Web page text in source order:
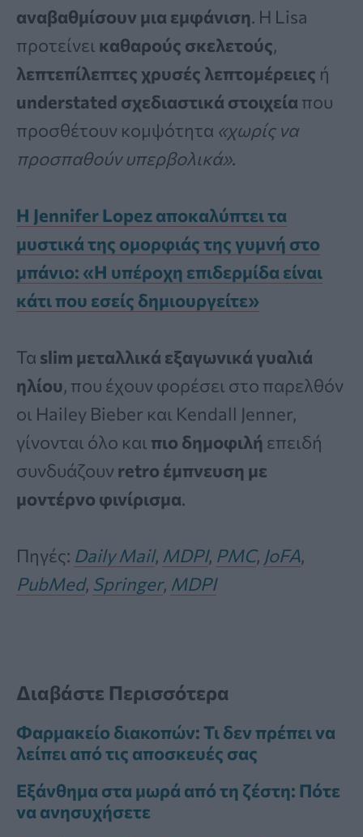
αναβαθμίσουν μια εμφάνιση. Η Lisa
προτείνει καθαρούς σκελετούς,
λεπτεπίλεπτες χρυσές λεπτομέρειες ή
understated σχεδιαστικά στοιχεία που
προσθέτουν κομψότητα «χωρίς να
προσπαθούν υπερβολικά».
Η Jennifer Lopez αποκαλύπτει τα
μυστικά της ομορφιάς της γυμνή στο
μπάνιο: «Η υπέροχη επιδερμίδα είναι
κάτι που εσείς δημιουργείτε»
Τα slim μεταλλικά εξαγωνικά γυαλιά
ηλίου, που έχουν φορέσει στο παρελθόν
οι Hailey Bieber και Kendall Jenner,
γίνονται όλο και πιο δημοφιλή επειδή
συνδυάζουν retro έμπνευση με
μοντέρνο φινίρισμα.
Πηγές: Daily Mail, MDPI, PMC, JoFA,
PubMed, Springer, MDPI
Διαβάστε Περισσότερα
Φαρμακείο διακοπών: Τι δεν πρέπει να
λείπει από τις αποσκευές σας
Εξάνθημα στα μωρά από τη ζέστη: Πότε
να ανησυχήσετε